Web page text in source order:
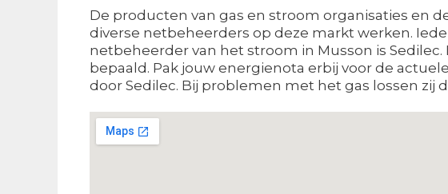
De producten van gas en stroom organisaties en
diverse netbeheerders op deze markt werken.
netbeheerder van het stroom in Musson is
bepaald. Pak jouw energienota erbij voor de
door Sedilec. Bij problemen met het gas lossen zij